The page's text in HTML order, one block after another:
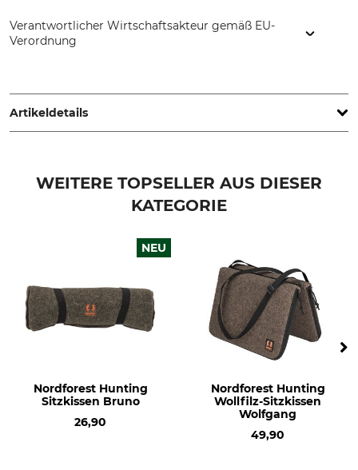
Verantwortlicher Wirtschaftsakteur gemäß EU-
Verordnung
8071 Hausmannstaetten, Austria, www.alpenheat.com
Artikeldetails
WEITERE TOPSELLER AUS DIESER
KATEGORIE
NEU
Nordforest Hunting
Sitzkissen Bruno
26,90
Nordforest Hunting
Wollfilz-Sitzkissen
Wolfgang
49,90